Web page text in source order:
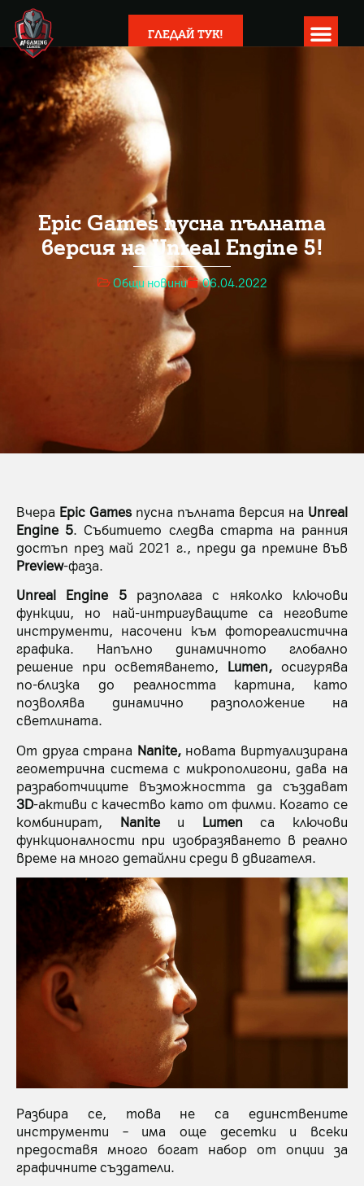
ГЛЕДАЙ ТУК!
Epic Games пусна пълната
версия на Unreal Engine 5!
Общи новини 06.04.2022
Вчера Epic Games пусна пълната версия на Unreal
Engine 5. Събитието следва старта на ранния
достъп през май 2021 г., преди да премине във
Preview-фаза.
Unreal Engine 5разполага с няколко ключови
функции, но най-интригуващите са неговите
инструменти, насочени към фотореалистична
графика. Напълно динамичното глобално
решение при осветяването, Lumen, осигурява
по-близка до реалността картина, като
позволява динамично разположение на
светлината.
От друга страна Nanite,новата виртуализирана
геометрична система с микрополигони, дава на
разработчиците възможността да създават
3D-активи с качество като от филми. Когато се
комбинират, Naniteи Lumen са ключови
функционалности при изобразяването в реално
време на много детайлни среди в двигателя.
Разбира се, това не са единствените
инструменти – има още десетки и всеки
предоставя много богат набор от опции за
графичните създатели.